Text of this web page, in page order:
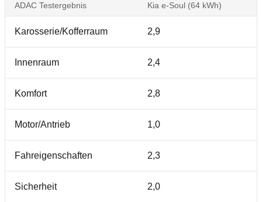
ADAC Testergebnis Kia e-Soul (64 kWh)
Karosserie/Kofferraum 2,9
Innenraum 2,4
Komfort 2,8
Motor/Antrieb 1,0
Fahreigenschaften 2,3
Sicherheit 2,0